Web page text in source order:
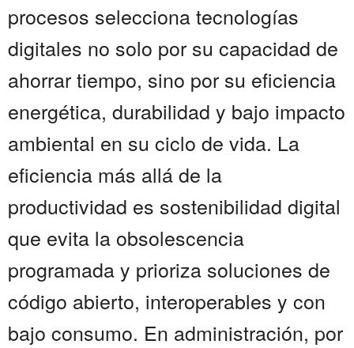
procesos selecciona tecnologías
digitales no solo por su capacidad de
ahorrar tiempo, sino por su eficiencia
energética, durabilidad y bajo impacto
ambiental en su ciclo de vida. La
eficiencia más allá de la
productividad es sostenibilidad digital
que evita la obsolescencia
programada y prioriza soluciones de
código abierto, interoperables y con
bajo consumo. En administración, por